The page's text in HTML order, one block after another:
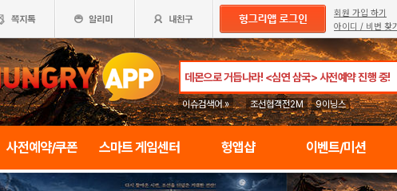
회원 가입 하기
아이디 / 비번 찾
이슈검색어 » 조선협객전2M 9이닝스
사전예약/쿠폰 스마트 게임센터 헝앱샵 이벤트/미션